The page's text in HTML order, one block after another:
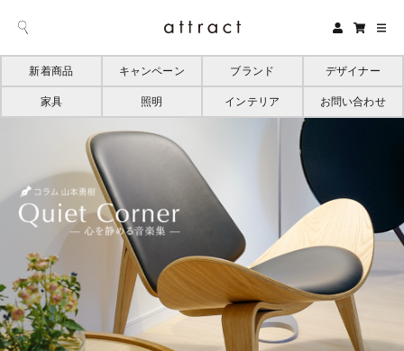
新着商品 キャンペーン ブランド デザイナー
家具 照明 インテリア お問い合わせ